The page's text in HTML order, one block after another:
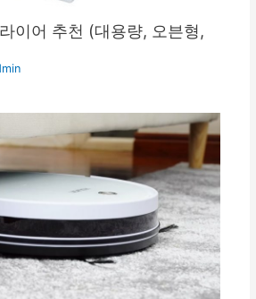
이어 추천 (대용량, 오븐형,